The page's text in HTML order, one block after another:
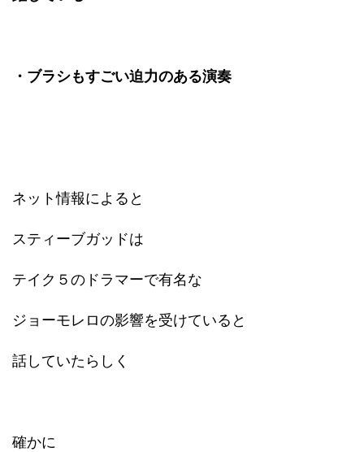
・ブラシもすごい迫力のある演奏
ネット情報によると
スティーブガッドは
テイク５のドラマーで有名な
ジョーモレロの影響を受けていると
話していたらしく
確かに